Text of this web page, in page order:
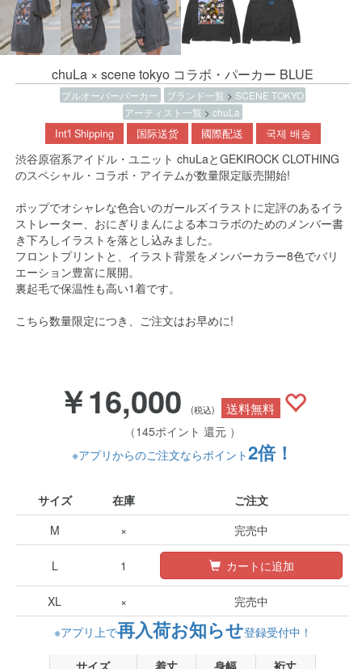
chuLa × scene tokyo コラボ・パーカー BLUE
プルオーバーパーカー ブランド一覧 > SCENE TOKYO
アーティスト一覧 >chuLa
Int'l Shipping 国际送货 國際配送 국제 배송
渋谷原宿系アイドル・ユニット chuLaとGEKIROCK CLOTHING
のスペシャル・コラボ・アイテムが数量限定販売開始!
ポップでオシャレな色合いのガールズイラストに定評のあるイラ
ストレーター、おにぎりまんによる本コラボのためのメンバー書
き下ろしイラストを落とし込みました。
フロントプリントと、イラスト背景をメンバーカラー8色でバリ
エーション豊富に展開。
裏起毛で保温性も高い1着です。
こちら数量限定につき、ご注文はお早めに!
￥16,000 (税込) 送料無料
（145ポイント 還元 ）
※アプリからのご注文ならポイント2倍！
サイズ 在庫
ご注文
M
× 完売中
L 1 カートに追加
XL ×
完売中
※アプリ上で再入荷お知らせ登録受付中！
サイズ 着丈 身幅 裄丈